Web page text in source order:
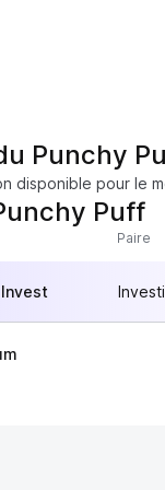
Punchy
disponible pour le
Puff
Paire